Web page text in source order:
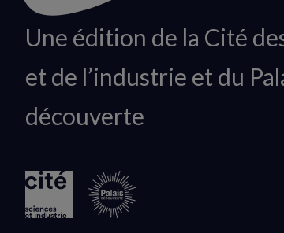
Animation
logo
Une édition de la Cité
et de l’industrie et du
découverte